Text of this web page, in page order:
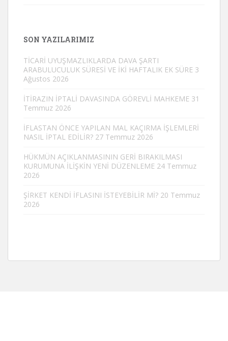
SON YAZILARIMIZ
TİCARİ UYUŞMAZLIKLARDA DAVA ŞARTI
ARABULUCULUK SÜRESİ VE İKİ HAFTALIK EK SÜRE 3
Ağustos 2026
İTİRAZIN İPTALİ DAVASINDA GÖREVLİ MAHKEME 31
Temmuz 2026
İFLASTAN ÖNCE YAPILAN MAL KAÇIRMA İŞLEMLERİ
NASIL İPTAL EDİLİR? 27 Temmuz 2026
HÜKMÜN AÇIKLANMASININ GERİ BIRAKILMASI
KURUMUNA İLİŞKİN YENİ DÜZENLEME 24 Temmuz
2026
ŞİRKET KENDİ İFLASINI İSTEYEBİLİR Mİ? 20 Temmuz
2026